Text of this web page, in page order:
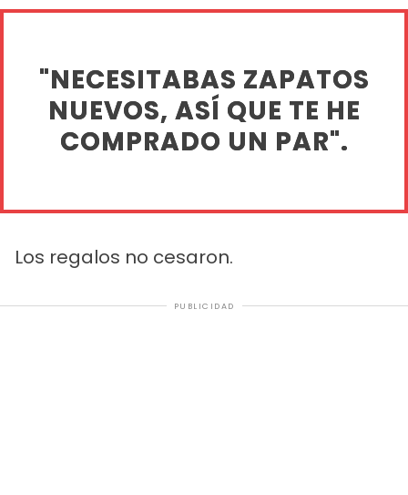
"NECESITABAS ZAPATOS
NUEVOS, ASÍ QUE TE HE
COMPRADO UN PAR".
Los regalos no cesaron.
PUBLICIDAD